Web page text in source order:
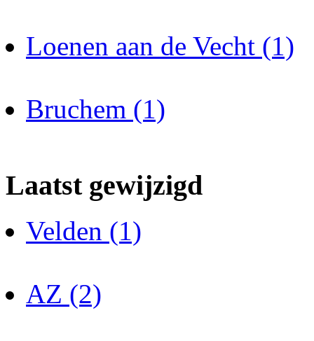
Loenen aan de Vecht (1)
Bruchem (1)
Laatst gewijzigd
Velden (1)
AZ (2)